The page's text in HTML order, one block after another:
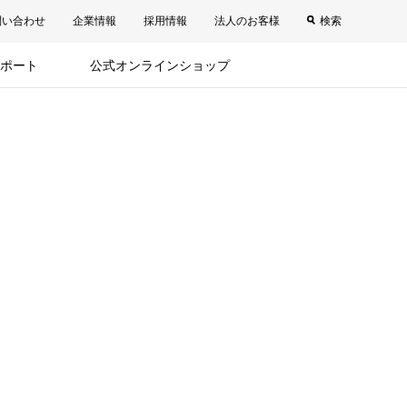
合わせ 企業情報 採用情報 法人のお客様 検索
ート 公式オンラインショップ